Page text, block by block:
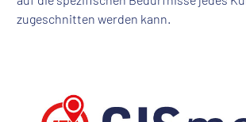
zugeschnitten werden kann.